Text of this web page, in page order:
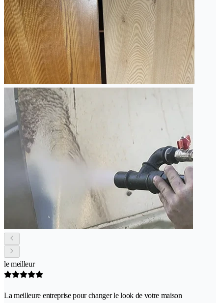
le meilleur
La meilleure entreprise pour changer le look de votre maison